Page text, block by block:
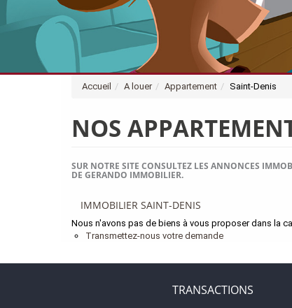
Accueil A louer Appartement Saint-Denis
NOS
SUR NOTRE SITE CONSULTEZ LES ANNONCES
DE GERANDO IMMOBILIER.
IMMOBILIER SAINT-DENIS
Nous n'avons pas de biens à vous proposer dans la
Transmettez-nous votre demande
TRANSACTIONS